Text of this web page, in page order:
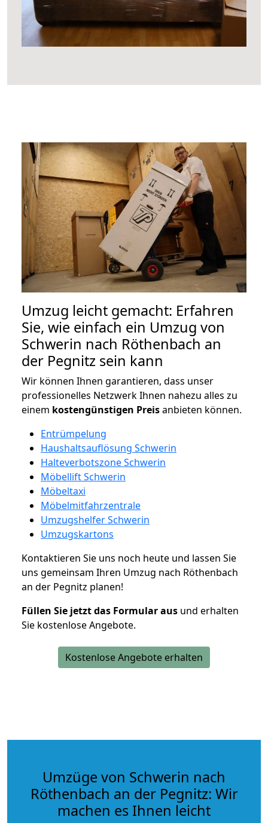
Umzug leicht gemacht: Erfahren
Sie, wie einfach ein Umzug von
Schwerin nach Röthenbach an
der Pegnitz sein kann
Wir können Ihnen garantieren, dass unser
professionelles Netzwerk Ihnen nahezu alles zu
einem kostengünstigen Preisanbieten können.
Entrümpelung
Haushaltsauflösung Schwerin
Halteverbotszone Schwerin
Möbellift Schwerin
Möbeltaxi
Möbelmitfahrzentrale
Umzugshelfer Schwerin
Umzugskartons
Kontaktieren Sie uns noch heute und lassen Sie
uns gemeinsam Ihren Umzug nach Röthenbach
an der Pegnitz planen!
Füllen Sie jetzt das Formular aus und erhalten
Sie kostenlose Angebote.
Kostenlose Angebote erhalten
Umzüge von Schwerin nach
Röthenbach an der Pegnitz: Wir
machen es Ihnen leicht